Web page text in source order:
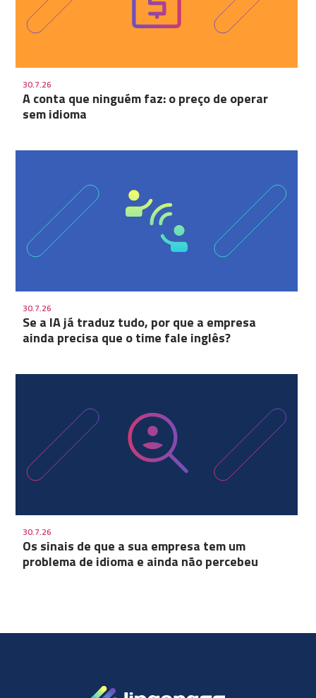
30.7.26
A conta que ninguém faz: o preço de operar
sem idioma
30.7.26
Se a IA já traduz tudo, por que a empresa
ainda precisa que o time fale inglês?
30.7.26
Os sinais de que a sua empresa tem um
problema de idioma e ainda não percebeu